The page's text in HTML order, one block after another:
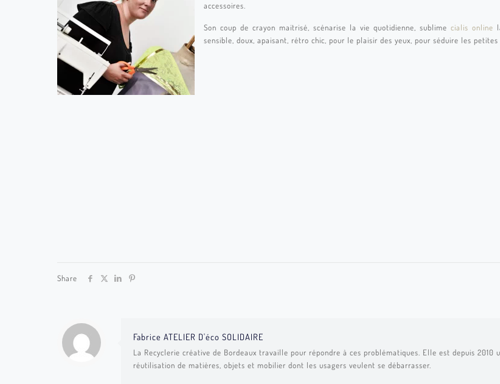
accessoires.
Son coup de crayon maitrisé, scénarise la vie quotidienne, sublime cialis online
sensible, doux, apaisant, rétro chic, pour le plaisir des yeux, pour séduire les
Share
Fabrice ATELIER D'éco SOLIDAIRE
La Recyclerie créative de Bordeaux travaille pour répondre à ces problématiques. Elle est depuis
réutilisation de matières, objets et mobilier dont les usagers veulent se débarrasser.